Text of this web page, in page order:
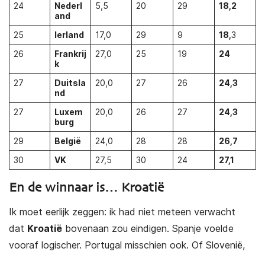
24
Nederl
and
5,5 20 29 18,2
25 Ierland 17,0 29 9 18, 3
26
Frankrij
k
27,0 25 19 24
27
Duitsla
nd
20,0 27 26 24,3
27
Luxem
burg
20,0 26 27 24,3
29 België 24,0 28 28
26,7
30
VK 27,5 30 24 27,1
En de winnaar is… Kroatië
Ik moet eerlijk zeggen: ik had niet meteen verwacht
dat Kroatië bovenaan zou eindigen. Spanje voelde
vooraf logischer. Portugal misschien ook. Of Slovenië,